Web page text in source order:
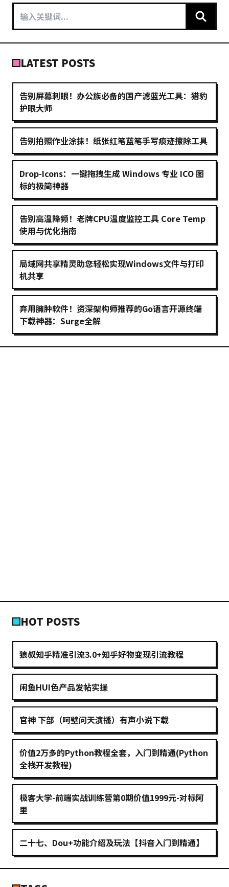
LATEST POSTS
告别屏幕刺眼！办公族必备的国产滤蓝光工具：猎豹
护眼大师
告别拍照作业涂抹！纸张红笔蓝笔手写痕迹擦除工具
Drop-Icons：一键拖拽生成 Windows 专业 ICO 图
标的极简神器
告别高温降频！老牌CPU温度监控工具 Core Temp
使用与优化指南
局域网共享精灵助您轻松实现Windows文件与打印
机共享
弃用臃肿软件！资深架构师推荐的Go语言开源终端
下载神器：Surge全解
HOT POSTS
狼叔知乎精准引流3.0+知乎好物变现引流教程
闲鱼HUI色产品发帖实操
官神 下部（呵壁问天演播）有声小说下载
价值2万多的Python教程全套，入门到精通(Python
全栈开发教程)
极客大学-前端实战训练营第0期价值1999元-对标阿
里
二十七、Dou+功能介绍及玩法【抖音入门到精通】